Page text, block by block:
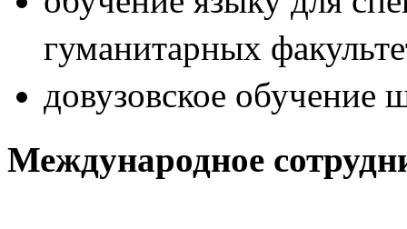
гуманитарных
довузовское обучение
Международное